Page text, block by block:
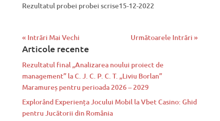
Rezultatul probei probei scrise15-12-2022
« Intrări Mai Vechi Următoarele Intrări »
Articole recente
Rezultatul final „Analizarea noului proiect de
management” la C. J. C. P. C. T. „Liviu Borlan”
Maramureș pentru perioada 2026 – 2029
Explorând Experiența Jocului Mobil la Vbet Casino: Ghid
pentru Jucătorii din România